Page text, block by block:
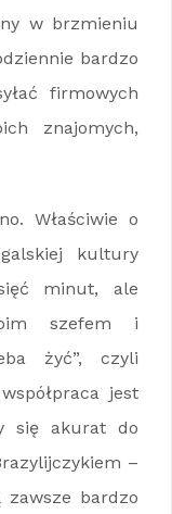
w brzmieniu
bardzo
firmowych
znajomych,
Właściwie o
kultury
minut, ale
szefem i
żyć”, czyli
jest
się akurat do
–
bardzo